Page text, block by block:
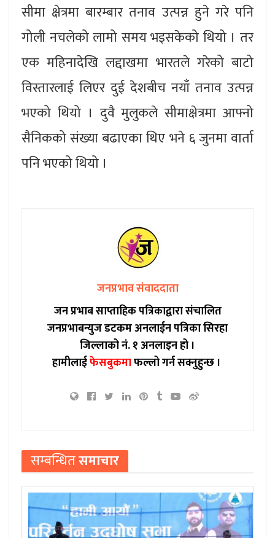
सीमा क्षेत्रमा बारम्बार तनाव उत्पन्न हुने गरे पनि
गोली नचलेको लामो समय भइसकेको थियो । तर
एक महिनादेखि लद्दाखमा भारतले गरेको बाटो
विस्तारलाई लिएर दुई देशबीच नयाँ तनाव उत्पन्न
भएको थियो । दुवै मुलुकले सीमाक्षेत्रमा आफ्नो
सैनिकको संख्या बढाएका थिए भने ६ जुनमा वार्ता
पनि भएको थियो ।
जनप्रभाव संवाददाता
जन प्रभाब साप्ताहिक पत्रिकाद्वारा संचालित
जनप्रभाबन्युज डटकम अनलाईन पत्रिका सिरहा
जिल्लाको नं. १ अनलाइन हो ।
हामीलाईफेसबुकमाफल्लो गर्न सक्नुहुन्छ ।
सम्बन्धितसमाचार